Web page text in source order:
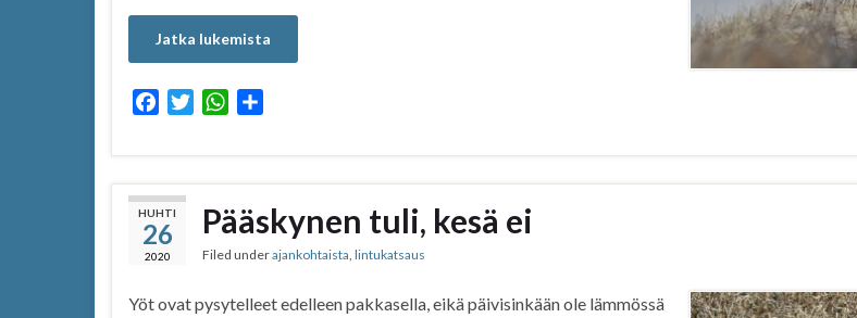
Jatka lukemista
c
e
b
o
o
i
t
W
a
t
s
A
p
a
r
HUHTI
26
2020
Pääskynen tuli, kesä ei
Filed underajankohtaista, lintukatsaus
Yöt ovat pysytelleet edelleen pakkasella, eikä päivisinkään ole lämmössä